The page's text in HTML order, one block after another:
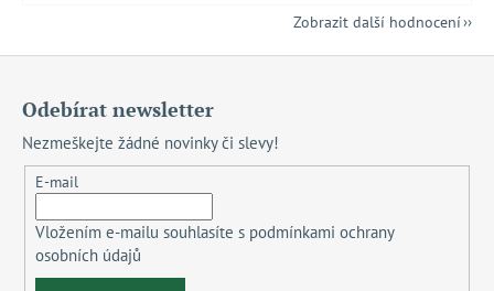
Zobrazit další hodnocení
Odebírat newsletter
Nezmeškejte žádné novinky či slevy!
E-mail
Vložením e-mailu souhlasíte s podmínkami ochrany
osobních údajů